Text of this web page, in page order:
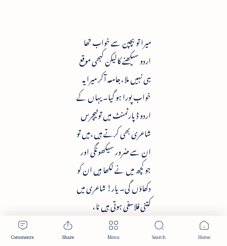
میرا تو بچپن سے خواب تھا
اردو سیکھنے کالیکن کبھی موقع
ہی نہیں ملا ،جامعہ آکر میرا یہ
خواب پورا ہو گیا۔ یہاں کے
اردو ڈپارٹمنٹ میں تو ٹیچرس
شاعری بھی کرتے ہیں ،میں تو
ان سے ضرور سیکھونگی اور
جو کچھ میں نے لکھا ہیں ان کو
دکھاؤں گی۔ یار! شاعری میں
کتنی فلاسفی ہوتی ہیں نا ،
ہزاروں لاکھوں خیالوں
کوشعر کی دو لائن میں لکھ دیا